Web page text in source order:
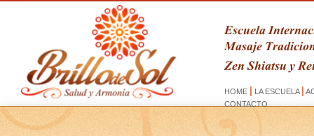
Escuela
Masaje
Zen Shiatsu y
HOME | LA ESCUELA |
CONTACTO